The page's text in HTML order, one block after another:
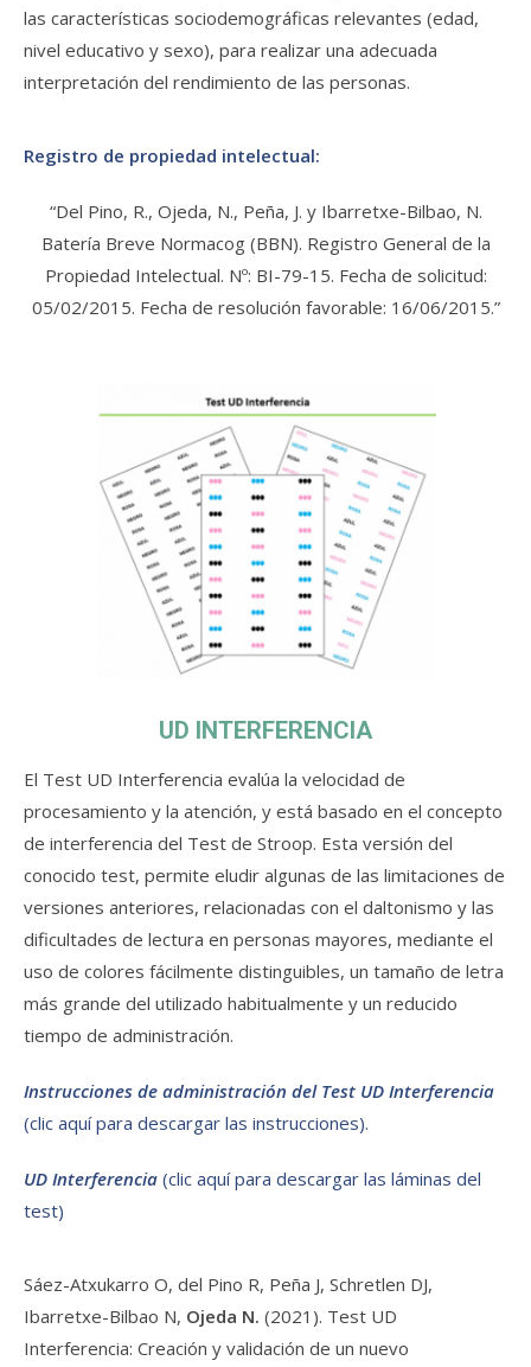
las características sociodemográficas relevantes (edad,
nivel educativo y sexo), para realizar una adecuada
interpretación del rendimiento de las personas.
Registro de propiedad intelectual:
“Del Pino, R., Ojeda, N., Peña, J. y Ibarretxe-Bilbao, N.
Batería Breve Normacog (BBN). Registro General de la
Propiedad Intelectual. Nº: BI-79-15. Fecha de solicitud:
05/02/2015. Fecha de resolución favorable: 16/06/2015.”
UD INTERFERENCIA
El Test UD Interferencia evalúa la velocidad de
procesamiento y la atención, y está basado en el concepto
de interferencia del Test de Stroop. Esta versión del
conocido test, permite eludir algunas de las limitaciones de
versiones anteriores, relacionadas con el daltonismo y las
dificultades de lectura en personas mayores, mediante el
uso de colores fácilmente distinguibles, un tamaño de letra
más grande del utilizado habitualmente y un reducido
tiempo de administración.
Instrucciones de administración del Test UD Interferencia
(clic aquí para descargar las instrucciones).
UD Interferencia (clic aquí para descargar las láminas del
test)
Sáez-Atxukarro O, del Pino R, Peña J, Schretlen DJ,
Ibarretxe-Bilbao N, Ojeda N. (2021). Test UD
Interferencia: Creación y validación de un nuevo